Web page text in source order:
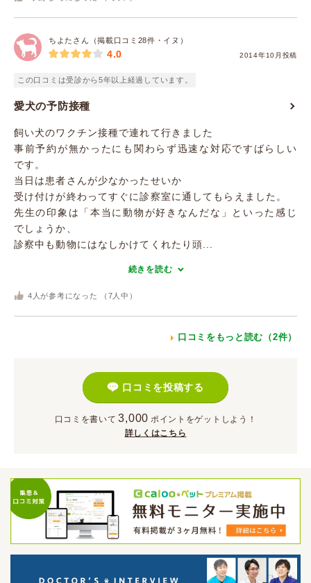
ちよたさん（掲載口コミ28件・イヌ）
2014年10月投稿
4.0
この口コミは受診から5年以上経過しています。
愛犬の予防接種
飼い犬のワクチン接種で連れて行きました
事前予約が無かったにも関わらず迅速な対応ですばらしい
です。
当日は患者さんが少なかったせいか
受け付けが終わってすぐに診察室に通してもらえました。
先生の印象は「本当に動物が好きなんだな」といった感じ
でしょうか、
診察中も動物にはなしかけてくれたり頭...
続きを読む
4 人が参考になった （ 7 人中）
口コミをもっと読む（2件）
口コミを投稿する
口コミを書いて 3,000 ポイント をゲットしよう！
詳しくはこちら